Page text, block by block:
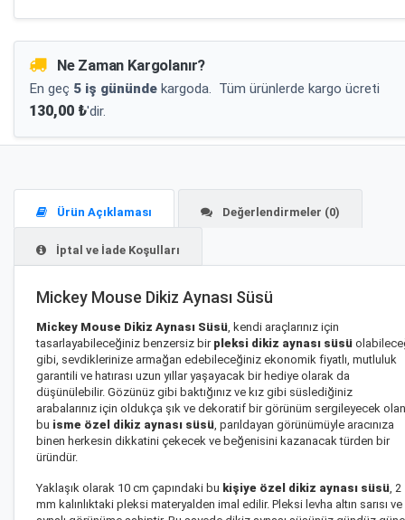
Ne Zaman Kargolanır?
En geç 5 iş gününde kargoda. Tüm ürünlerde kargo ücreti
130,00 ₺'dir.
Ürün Açıklaması Değerlendirmeler (0)
İptal ve İade Koşulları
Mickey Mouse Dikiz Aynası Süsü
Mickey Mouse Dikiz Aynası Süsü , kendi araçlarınız için
tasarlayabileceğiniz benzersiz bir pleksi dikiz aynası süsü
gibi, sevdiklerinize armağan edebileceğiniz ekonomik fiyatlı, mutluluk
garantili ve hatırası uzun yıllar yaşayacak bir hediye olarak da
düşünülebilir. Gözünüz gibi baktığınız ve kız gibi süslediğiniz
arabalarınız için oldukça şık ve dekoratif bir görünüm sergileyecek olan
bu isme özel dikiz aynası süsü , parıldayan görünümüyle aracınıza
binen herkesin dikkatini çekecek ve beğenisini kazanacak türden bir
üründür.
Yaklaşık olarak 10 cm çapındaki bu kişiye özel dikiz aynası süsü , 2
mm kalınlıktaki pleksi materyalden imal edilir. Pleksi levha altın sarısı ve